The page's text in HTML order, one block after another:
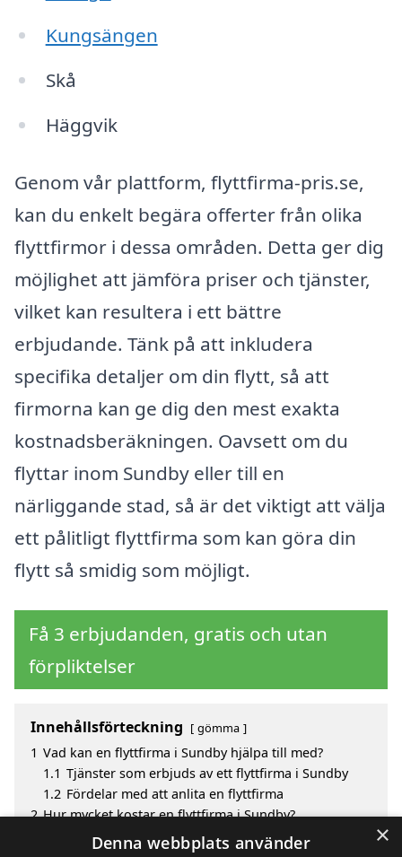
Kungsängen
Skå
Häggvik
Genom vår plattform, flyttfirma-pris.se,
kan du enkelt begära offerter från olika
flyttfirmor i dessa områden. Detta ger dig
möjlighet att jämföra priser och tjänster,
vilket kan resultera i ett bättre
erbjudande. Tänk på att inkludera
specifika detaljer om din flytt, så att
firmorna kan ge dig den mest exakta
kostnadsberäkningen. Oavsett om du
flyttar inom Sundby eller till en
närliggande stad, så är det viktigt att välja
ett pålitligt flyttfirma som kan göra din
flytt så smidig som möjligt.
Få 3 erbjudanden, gratis och utan
förpliktelser
Innehållsförteckning gömma
1 Vad kan en flyttfirma i Sundby hjälpa till med?
1.1 Tjänster som erbjuds av ett flyttfirma i Sundby
1.2 Fördelar med att anlita en flyttfirma
2 Hur mycket kostar en flyttfirma i Sundby?
Fördelar med att välja flyttfirma i Sundby
×
Denna webbplats använder